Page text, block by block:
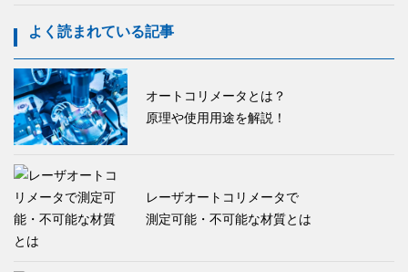
よく読まれている記事
オートコリメータとは？
原理や使用用途を解説！
レーザオートコリメータで
測定可能・不可能な材質とは